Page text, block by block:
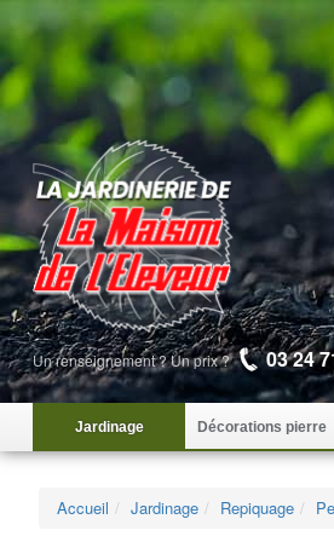
Un renseignement ? Un prix ? 03 24
Jardinage Décorations pierre
Accueil Jardinage Repiquage